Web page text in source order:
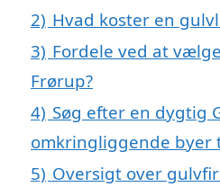
2) Hvad koster en
3) Fordele ved at
Frørup?
4) Søg efter en dygtig
omkringliggende byer
5) Oversigt over